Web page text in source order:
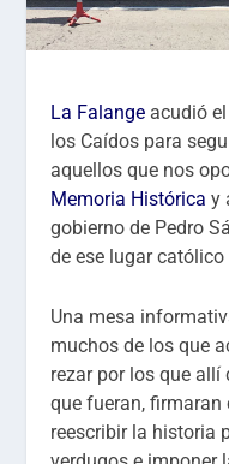
La Falange acudió
los Caídos para
aquellos que nos
Memoria Histórica y
gobierno de Pedro
de ese lugar
Una mesa
muchos de los que
rezar por los que
que fueran,
reescribir la historia